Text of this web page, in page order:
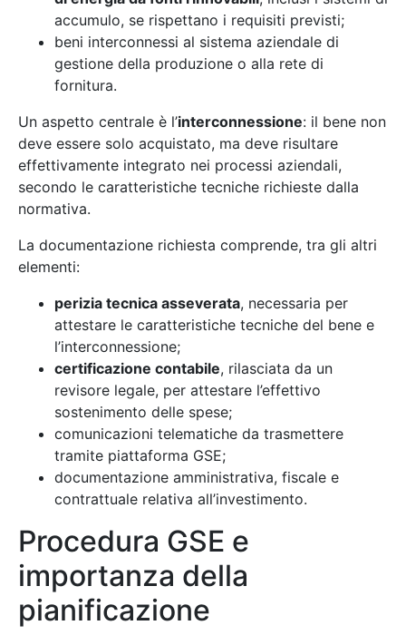
accumulo, se rispettano i requisiti previsti;
beni interconnessi al sistema aziendale di
gestione della produzione o alla rete di
fornitura.
Un aspetto centrale è l’interconnessione: il bene non
deve essere solo acquistato, ma deve risultare
effettivamente integrato nei processi aziendali,
secondo le caratteristiche tecniche richieste dalla
normativa.
La documentazione richiesta comprende, tra gli altri
elementi:
perizia tecnica asseverata, necessaria per
attestare le caratteristiche tecniche del bene e
l’interconnessione;
certificazione contabile, rilasciata da un
revisore legale, per attestare l’effettivo
sostenimento delle spese;
comunicazioni telematiche da trasmettere
tramite piattaforma GSE;
documentazione amministrativa, fiscale e
contrattuale relativa all’investimento.
Procedura GSE e
importanza della
pianificazione